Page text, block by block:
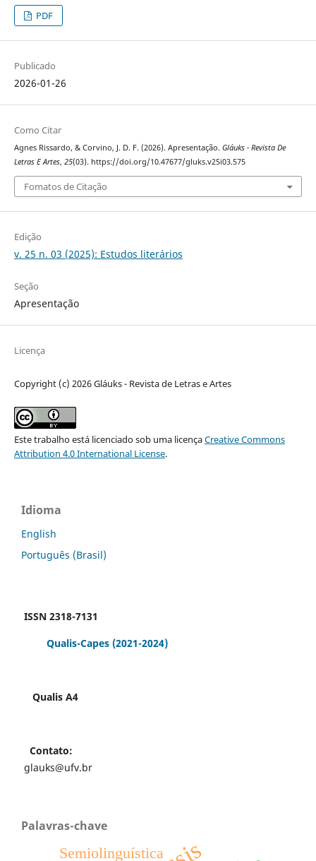
PDF
Publicado
2026-01-26
Como Citar
Agnes Rissardo, & Corvino, J. D. F. (2026). Apresentação. Gláuks - Revista De
Letras E Artes, 25(03). https://doi.org/10.47677/gluks.v25i03.575
Fomatos de Citação
Edição
v. 25 n. 03 (2025): Estudos literários
Seção
Apresentação
Licença
Copyright (c) 2026 Gláuks - Revista de Letras e Artes
Este trabalho está licenciado sob uma licençaCreative Commons
Attribution 4.0 International License.
Idioma
English
Português (Brasil)
ISSN 2318-7131
Qualis-Capes (2021-2024)
Qualis A4
Contato:
glauks@ufv.br
Palavras-chave
Semiolinguística